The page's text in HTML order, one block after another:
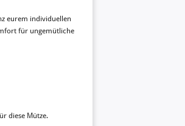
eurem individuellen
für ungemütliche
diese Mütze.